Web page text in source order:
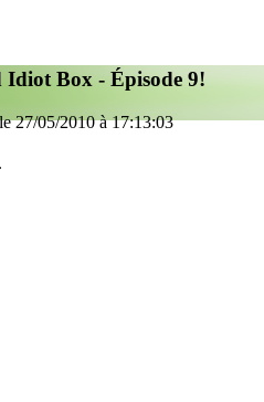
Idiot Box - Épisode 9!
27/05/2010 à 17:13:03